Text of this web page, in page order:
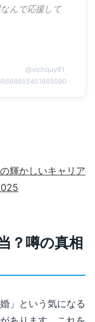
んで応援して
@xichquy81
輝かしいキャリア
？噂の真相
」という気になる